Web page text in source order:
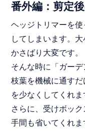
番外編：剪定
ヘッジトリマーを
してしまいます。
かさばり大変です。
そんな時に「ガー
枝葉を機械に通す
を少なくしてくれま
さらに、受けボッ
手間も省いてくれ